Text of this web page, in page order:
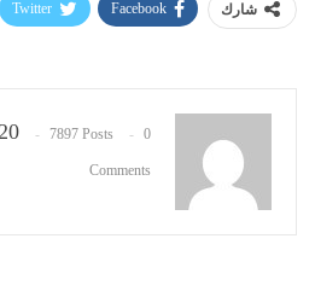
شارك Facebook
Twitter
7897 Posts 0
Comments